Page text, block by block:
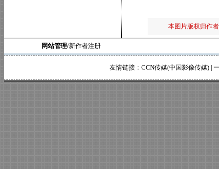
本图片版权归作
网站管理/新作者注册
友情链接： CCN传媒(中国影像传媒) |